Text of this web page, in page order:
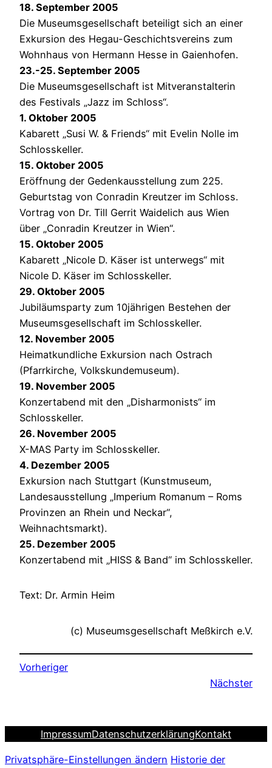
18. September 2005
Die Museumsgesellschaft beteiligt sich an einer
Exkursion des Hegau-Geschichtsvereins zum
Wohnhaus von Hermann Hesse in Gaienhofen.
23.-25. September 2005
Die Museumsgesellschaft ist Mitveranstalterin
des Festivals „Jazz im Schloss“.
1. Oktober 2005
Kabarett „Susi W. & Friends“ mit Evelin Nolle im
Schlosskeller.
15. Oktober 2005
Eröffnung der Gedenkausstellung zum 225.
Geburtstag von Conradin Kreutzer im Schloss.
Vortrag von Dr. Till Gerrit Waidelich aus Wien
über „Conradin Kreutzer in Wien“.
15. Oktober 2005
Kabarett „Nicole D. Käser ist unterwegs“ mit
Nicole D. Käser im Schlosskeller.
29. Oktober 2005
Jubiläumsparty zum 10jährigen Bestehen der
Museumsgesellschaft im Schlosskeller.
12. November 2005
Heimatkundliche Exkursion nach Ostrach
(Pfarrkirche, Volkskundemuseum).
19. November 2005
Konzertabend mit den „Disharmonists“ im
Schlosskeller.
26. November 2005
X-MAS Party im Schlosskeller.
4. Dezember 2005
Exkursion nach Stuttgart (Kunstmuseum,
Landesausstellung „Imperium Romanum – Roms
Provinzen an Rhein und Neckar“,
Weihnachtsmarkt).
25. Dezember 2005
Konzertabend mit „HISS & Band“ im Schlosskeller.
Text: Dr. Armin Heim
(c) Museumsgesellschaft Meßkirch e.V.
Vorheriger
Nächster
ImpressumDatenschutzerklärungKontakt
Privatsphäre-Einstellungen ändern Historie der